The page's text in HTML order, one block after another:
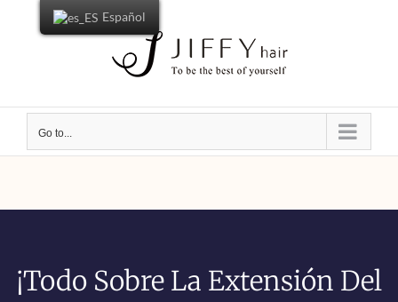
Go to...
¡Todo Sobre La Extensión Del
Español